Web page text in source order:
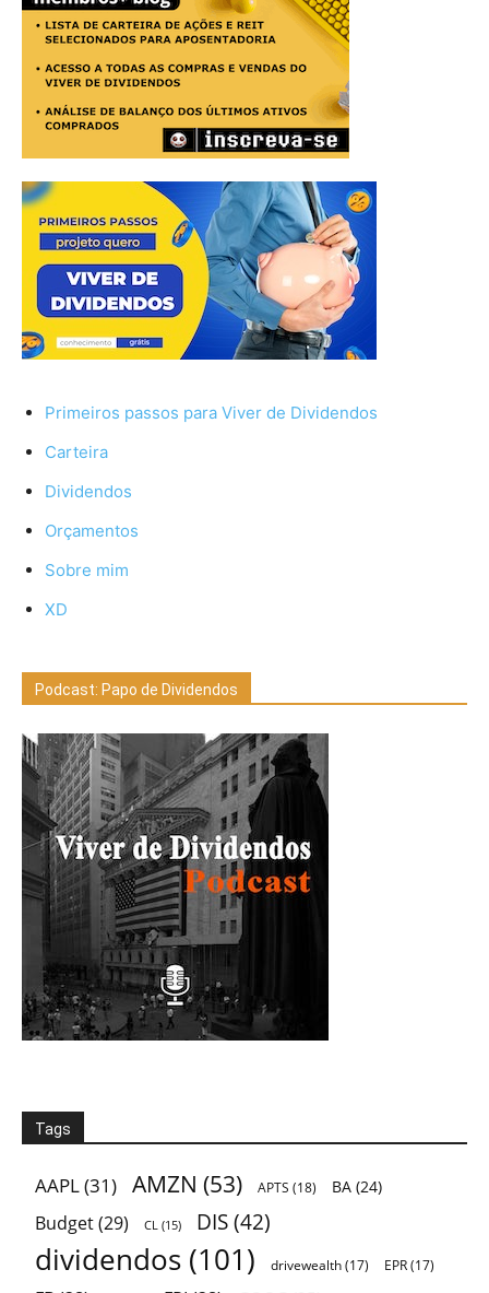
Primeiros passos para Viver de Dividendos
Carteira
Dividendos
Orçamentos
Sobre mim
XD
Podcast: Papo de Dividendos
Tags
AAPL(31) AMZN (53) APTS (18) BA (24)
Budget(29) CL (15) DIS (42)
dividendos (101) drivewealth(17) EPR(17)